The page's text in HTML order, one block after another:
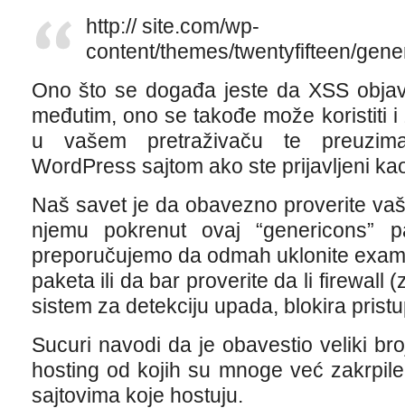
http:// site.com/wp-
content/themes/twentyfifteen/
Ono što se događa jeste da XSS
međutim, ono se takođe može koristiti
u vašem pretraživaču te
WordPress sajtom ako ste prijavljeni
Naš savet je da obavezno proverite
njemu pokrenut ovaj “genericons”
preporučujemo da odmah uklonite
paketa ili da bar proverite da li firewall
sistem za detekciju upada, blokira
Sucuri navodi da je obavestio veliki
hosting od kojih su mnoge već
sajtovima koje hostuju.